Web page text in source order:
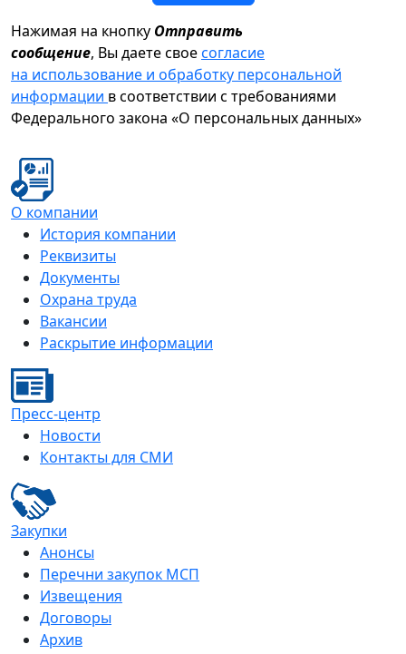
Нажимая на кнопку Отправить
сообщение, Вы даете своесогласие
на использование и обработку персональной
информации в соответствии с требованиями
Федерального закона «О персональных данных»
О компании
История компании
Реквизиты
Документы
Охрана труда
Вакансии
Раскрытие информации
Пресс-центр
Новости
Контакты для СМИ
Закупки
Анонсы
Перечни закупок МСП
Извещения
Договоры
Архив